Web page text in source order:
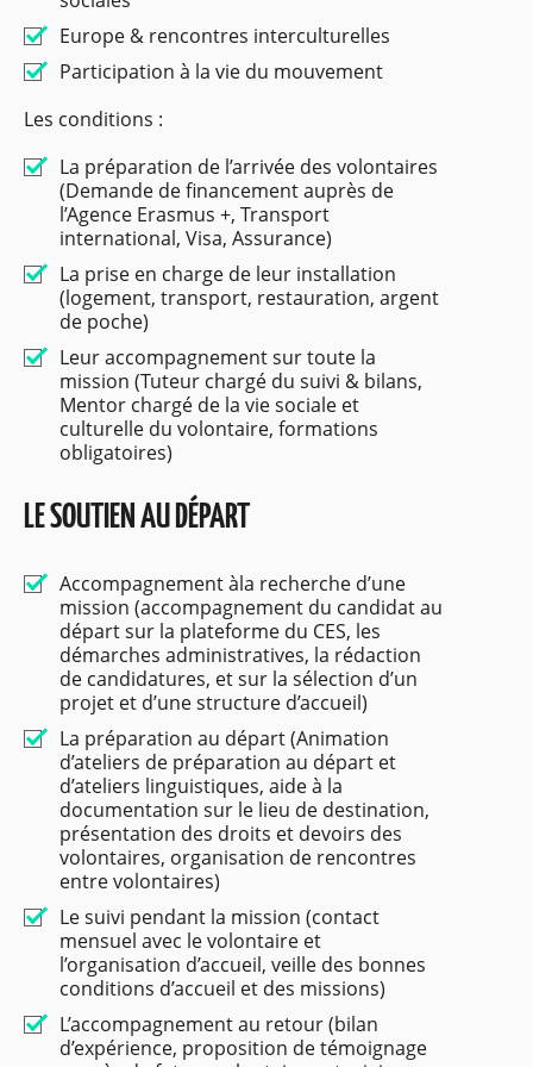
Europe & rencontres interculturelles
Participation à la vie du mouvement
Les conditions :
La préparation de l’arrivée des volontaires
(Demande de financement auprès de
l’Agence Erasmus +, Transport
international, Visa, Assurance)
La prise en charge de leur installation
(logement, transport, restauration, argent
de poche)
Leur accompagnement sur toute la
mission (Tuteur chargé du suivi & bilans,
Mentor chargé de la vie sociale et
culturelle du volontaire, formations
obligatoires)
LE SOUTIEN AU DÉPART
Accompagnement àla recherche d’une
mission (accompagnement du candidat au
départ sur la plateforme du CES, les
démarches administratives, la rédaction
de candidatures, et sur la sélection d’un
projet et d’une structure d’accueil)
La préparation au départ (Animation
d’ateliers de préparation au départ et
d’ateliers linguistiques, aide à la
documentation sur le lieu de destination,
présentation des droits et devoirs des
volontaires, organisation de rencontres
entre volontaires)
Le suivi pendant la mission (contact
mensuel avec le volontaire et
l’organisation d’accueil, veille des bonnes
conditions d’accueil et des missions)
L’accompagnement au retour (bilan
d’expérience, proposition de témoignage